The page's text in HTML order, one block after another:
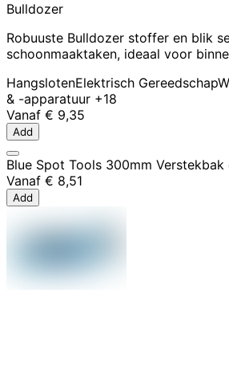
Bulldozer
Robuuste Bulldozer stoffer en blik
schoonmaaktaken, ideaal voor
HangslotenElektrisch Gereedschap
& -apparatuur +18
Vanaf € 9,35
Add
Blue Spot Tools 300mm Verstekbak
Vanaf € 8,51
Add